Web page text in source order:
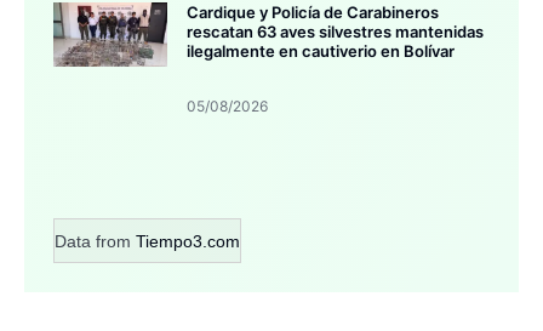
Cardique y Policía de Carabineros
rescatan 63 aves silvestres mantenidas
ilegalmente en cautiverio en Bolívar
05/08/2026
Data from Tiempo3.com